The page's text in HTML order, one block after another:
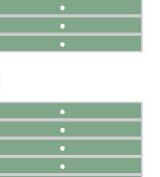
●
●
●
●
●
●
●